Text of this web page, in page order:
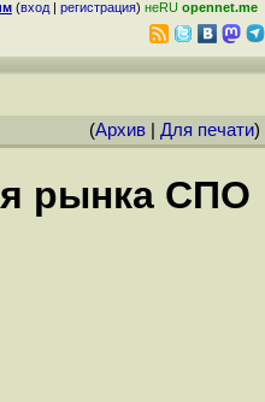
(вход | регистрация) неRU opennet.me
(Архив Для печати)
рынка СПО